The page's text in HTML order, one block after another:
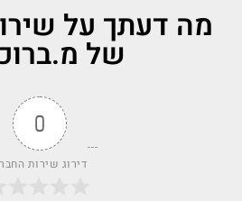
מה דעתך על
של
0
דירוג שירות